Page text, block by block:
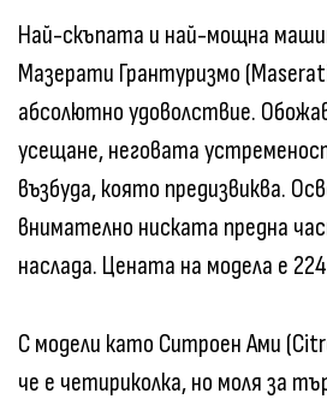
Най-скъпата и най-мощна
Мазерати Грантуризмо
абсолютно удоволствие.
усещане, неговата
възбуда, която предизвиква.
внимателно ниската предна
наслада. Цената на модела е
С модели като Ситроен Ами
че е четириколка, но моля за